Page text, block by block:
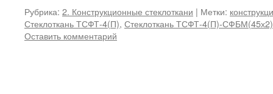
Рубрика: 2. Конструкционные стеклоткани | Метки:
Стеклоткань ТСФТ-4(П), Стеклоткань ТСФТ-4(П)-СФБМ(45х2)
Оставить комментарий